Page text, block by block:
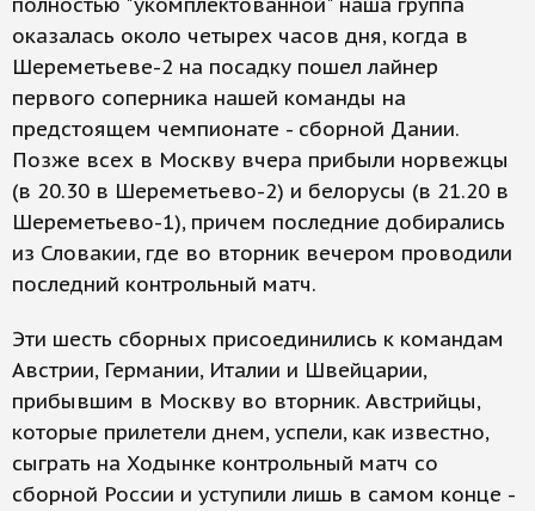
оказалась около четырех часов дня, когда в
Шереметьеве-2 на посадку пошел лайнер
первого соперника нашей команды на
предстоящем чемпионате - сборной Дании.
Позже всех в Москву вчера прибыли норвежцы
(в 20.30 в Шереметьево-2) и белорусы (в 21.20 в
Шереметьево-1), причем последние добирались
из Словакии, где во вторник вечером проводили
последний контрольный матч.
Эти шесть сборных присоединились к командам
Австрии, Германии, Италии и Швейцарии,
прибывшим в Москву во вторник. Австрийцы,
которые прилетели днем, успели, как известно,
сыграть на Ходынке контрольный матч со
сборной России и уступили лишь в самом конце -